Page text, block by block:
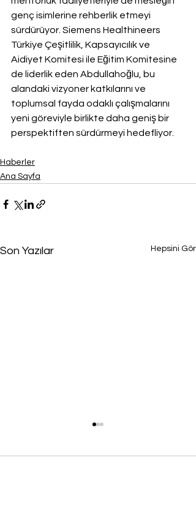
genç isimlerine rehberlik etmeyi
sürdürüyor. Siemens Healthineers
Türkiye Çeşitlilik, Kapsayıcılık ve
Aidiyet Komitesi ile Eğitim Komitesine
de liderlik eden Abdullahoğlu, bu
alandaki vizyoner katkılarını ve
toplumsal fayda odaklı çalışmalarını
yeni göreviyle birlikte daha geniş bir
perspektiften sürdürmeyi hedefliyor.
Haberler
Ana Sayfa
Son Yazılar Hepsini Gör